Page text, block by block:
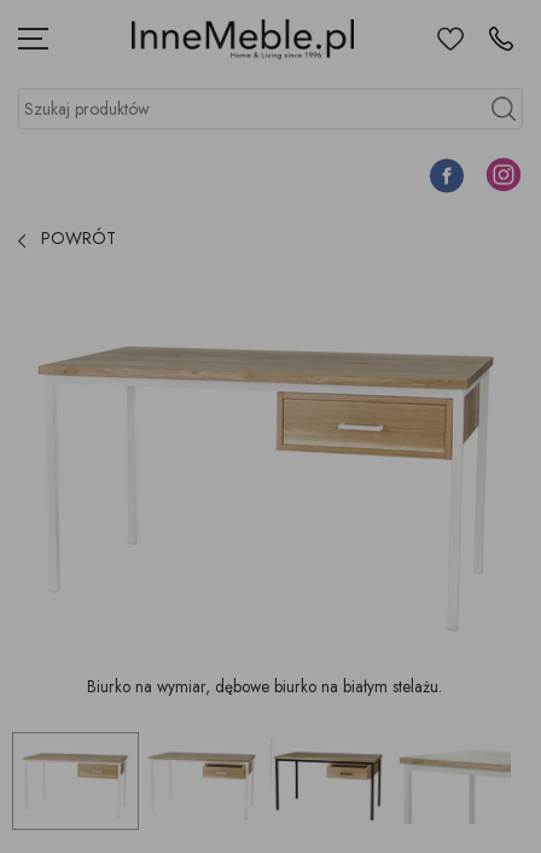
Menu UlubioneKontakt
Szukaj produktów
Szukaj
Facebook
POWRÓT
Biurko na wymiar, dębowe biurko na białym stelażu.